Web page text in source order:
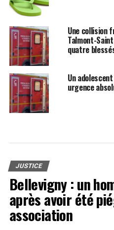
Une collision
Talmont-
quatre
Un
urgence
JUSTICE
Bellevigny : un
après avoir été
association